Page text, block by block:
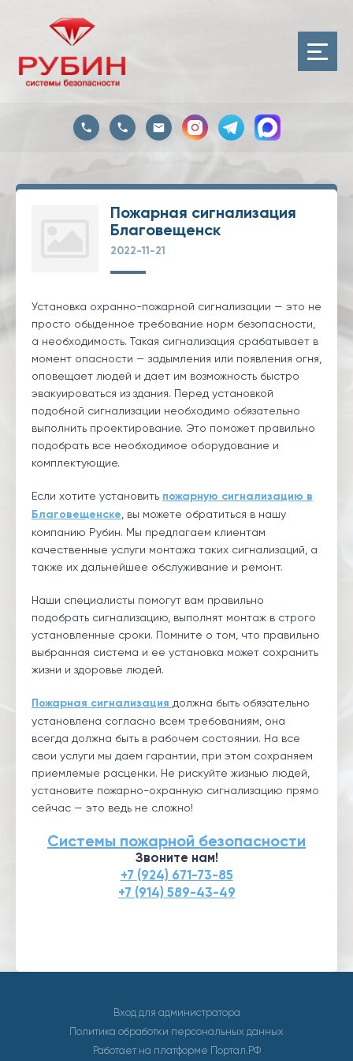
Пожарная сигнализация
Благовещенск
2022-11-21
Установка охранно-пожарной сигнализации — это не
просто обыденное требование норм безопасности,
а необходимость. Такая сигнализация срабатывает в
момент опасности — задымления или появления огня,
оповещает людей и дает им возможность быстро
эвакуироваться из здания. Перед установкой
подобной сигнализации необходимо обязательно
выполнить проектирование. Это поможет правильно
подобрать все необходимое оборудование и
комплектующие.
Если хотите установить пожарную сигнализацию в
Благовещенске , вы можете обратиться в нашу
компанию Рубин. Мы предлагаем клиентам
качественные услуги монтажа таких сигнализаций, а
также их дальнейшее обслуживание и ремонт.
Наши специалисты помогут вам правильно
подобрать сигнализацию, выполнят монтаж в строго
установленные сроки. Помните о том, что правильно
выбранная система и ее установка может сохранить
жизни и здоровье людей.
Пожарная сигнализация должна быть обязательно
установлена согласно всем требованиям, она
всегда должна быть в рабочем состоянии. На все
свои услуги мы даем гарантии, при этом сохраняем
приемлемые расценки. Не рискуйте жизнью людей,
установите пожарно-охранную сигнализацию прямо
сейчас — это ведь не сложно!
Системы пожарной безопасности
Звоните нам!
+7 (924) 671-73-85
+7 (914) 589-43-49
Вход для администратора
Политика обработки персональных данных
Работает на платформе Портал.РФ